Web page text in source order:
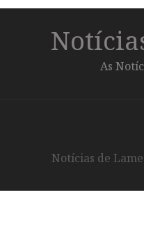
As
Notícias de